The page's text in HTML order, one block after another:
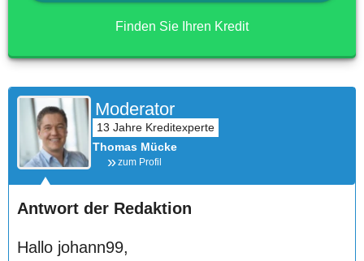
Finden Sie Ihren Kredit
Moderator
Thomas Mücke
zum Profil
Antwort der Redaktion
Hallo johann99,